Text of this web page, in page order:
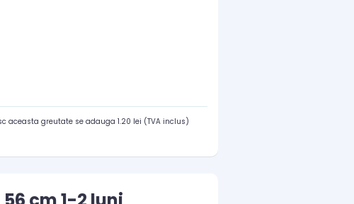
aceasta greutate se adauga 1.20 lei (TVA inclus)